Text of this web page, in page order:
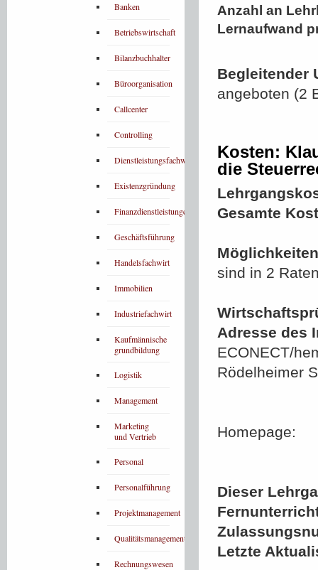
Anzahl an
Lernaufwand
Begleitender
angeboten (2
Kosten:
die
Gesamte
sind in 2
Adresse des
ECONECT/
Rödelheimer
Homepage:
Dieser
Letzte
Banken
Betriebswirtschaft
Bilanzbuchhalter
Büroorganisation
Callcenter
Controlling
Dienstleistungsfachwirt
Existenzgründung
Finanzdienstleistungen
Geschäftsführung
Handelsfachwirt
Immobilien
Industriefachwirt
Kaufmännische
grundbildung
Logistik
Management
Marketing
und Vertrieb
Personal
Personalführung
Projektmanagement
Qualitätsmanagement
Rechnungswesen